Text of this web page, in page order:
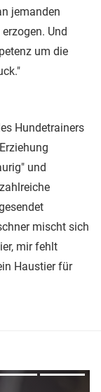
jemanden
Und
um die
Hundetrainers
und
mischt sich
mir fehlt
Haustier für